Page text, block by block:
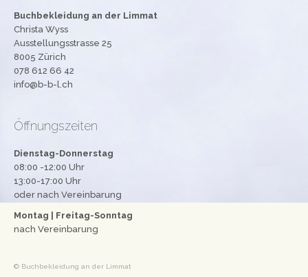
Newsletter
Impressum
Datenschutzerklärung
Buchbekleidung an der Limmat
Christa Wyss
Ausstellungsstrasse 25
8005 Zürich
078 612 66 42
info@b-b-l.ch
Öffnungszeiten
Dienstag-Donnerstag
08:00 -12:00 Uhr
13:00-17:00 Uhr
oder nach Vereinbarung
Montag | Freitag-Sonntag
nach Vereinbarung
© Buchbekleidung an der Limmat